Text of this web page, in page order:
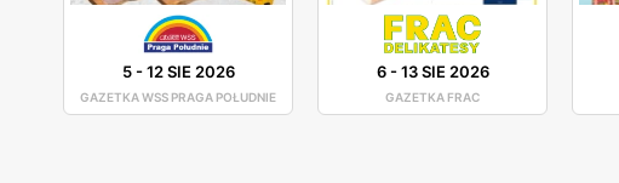
5-12 SIE 2026
GAZETKA WSS PRAGA POŁUDNIE
6-13 SIE 2026
GAZETKA FRAC